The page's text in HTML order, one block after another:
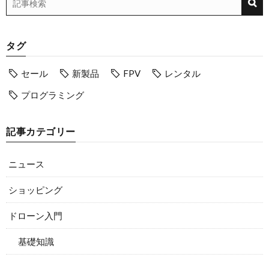
タグ
セール 新製品 FPV
レンタル
プログラミング
記事カテゴリー
ニュース
ショッピング
ドローン入門
基礎知識